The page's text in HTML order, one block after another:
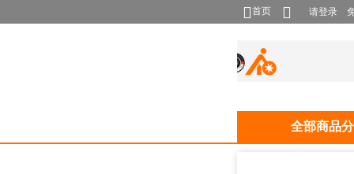
首页 请登录
全部商品